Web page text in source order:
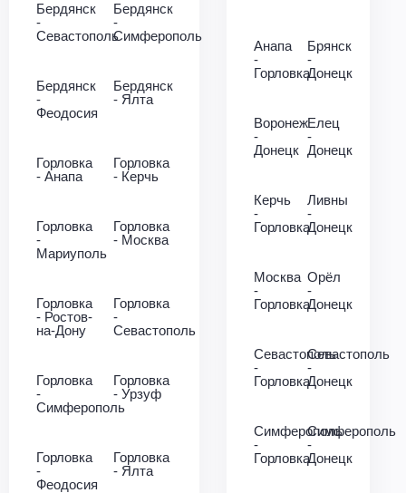
Бердянск
-
Севастополь
Бердянск
-
Симферополь
Бердянск
-
Феодосия
Бердянск
- Ялта
Горловка
- Анапа
Горловка
- Керчь
Горловка
-
Мариуполь
Горловка
- Москва
Горловка
- Ростов-
на-Дону
Горловка
-
Севастополь
Горловка
-
Симферополь
Горловка
- Урзуф
Горловка
-
Феодосия
Горловка
- Ялта
Анапа
-
Горловка
Брянск
-
Донецк
Воронеж
-
Донецк
Елец
-
Донецк
Керчь
-
Горловка
Ливны
-
Донецк
Москва
-
Горловка
Орёл
-
Донецк
Севастополь
-
Горловка
Севастополь
-
Донецк
Симферополь
-
Горловка
Симферополь
-
Донецк